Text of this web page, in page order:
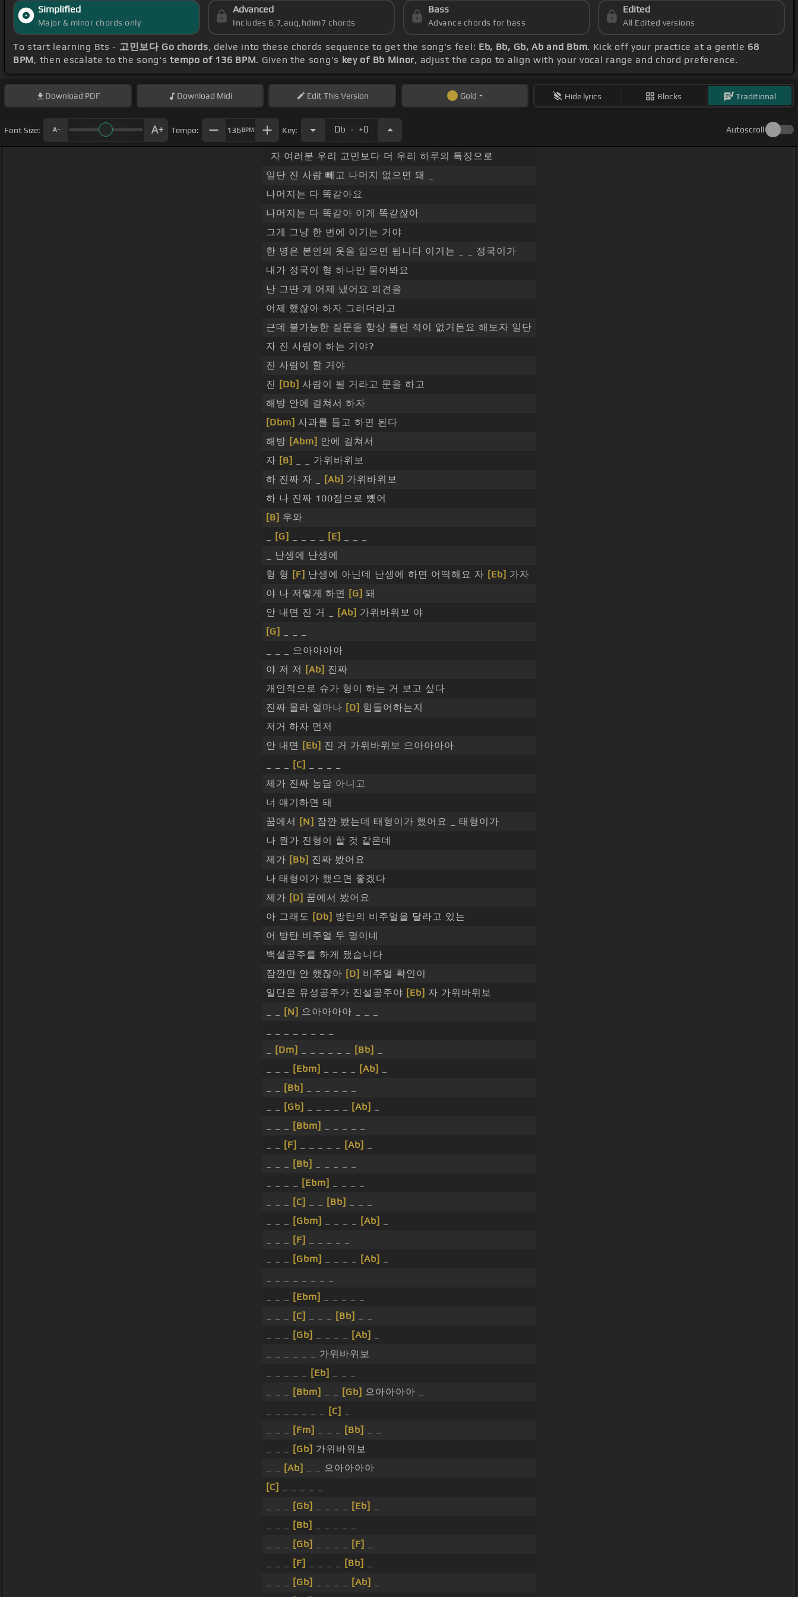
Simplified
Major & minor chords only
Advanced
Includes 6,7,aug,hdim7 chords
Bass
Advance chords for bass
Edited
All Edited versions
To start learning Bts - 고민보다 Go chords, delve into these chords sequence to get the song's feel: Eb, Bb, Gb, Ab and Bbm. Kick off your practice at a gentle 68
BPM, then escalate to the song'stempo of 136 BPM. Given the song's key of Bb Minor, adjust the capo to align with your vocal range and chord preference.
Download PDF Download Midi EditThis Version Gold Hide lyrics Blocks Traditional
Font Size: Tempo: 136 BPM Key: Db . +0 Autoscroll
자 여러분 우리 고민보다 더 우리 하루의 특징으로
일단 진 사람 빼고 나머지 없으면 돼 _
나머지는 다 똑같아요
나머지는 다 똑같아 이게 똑같잖아
그게 그냥 한 번에 이기는 거야
한 명은 본인의 옷을 입으면 됩니다 이거는 _ _ 정국이가
내가 정국이 형 하나만 물어봐요
난 그딴 게 어제 냈어요 의견을
어제 했잖아 하자 그러더라고
근데 불가능한 질문을 항상 틀린 적이 없거든요 해보자 일단
자 진 사람이 하는 거야?
진 사람이 할 거야
진 [Db] 사람이 될 거라고 문을 하고
해방 안에 걸쳐서 하자
[Dbm] 사과를 들고 하면 된다
해방 [Abm] 안에 걸쳐서
자 [B]
_ _ 가위바위보
하 진짜 자 _
[Ab] 가위바위보
하 나 진짜 100점으로 뺐어
[B] 우와
[G] [E]
_ 난생에 난생에
형 형 [F] 난생에 아닌데 난생에 하면 어떡해요 자 [Eb] 가자
야 나 저렇게 하면 [G] 돼
안 내면 진 거 _
[Ab] 가위바위보 야
[G]
_ _ _ 으아아아아
야 저 저
[Ab] 진짜
개인적으로 슈가 형이 하는 거 보고 싶다
진짜 몰라 얼마나 [D] 힘들어하는지
저거 하자 먼저
안 내면 [Eb] 진 거 가위바위보 으아아아아
[C]
제가 진짜 농담 아니고
너 얘기하면 돼
꿈에서
[N] 잠깐 봤는데 태형이가 했어요 _ 태형이가
나 뭔가 진형이 할 것 같은데
제가 [Bb] 진짜 봤어요
나 태형이가 했으면 좋겠다
제가 [D] 꿈에서 봤어요
아 그래도 [Db] 방탄의 비주얼을 달라고 있는
어 방탄 비주얼 두 명이네
백설공주를 하게 됐습니다
잠깐만 안 했잖아 [D] 비주얼 확인이
일단은 유성공주가 진설공주야 [Eb] 자 가위바위보
[N] 으아아아아 _ _ _
[Dm] [Bb]
[Ebm] [Ab]
[Bb]
[Gb] [Ab]
[Bbm]
[F] [Ab]
[Bb]
[Ebm]
[C] [Bb]
[Gbm] [Ab]
[F]
[Gbm] [Ab]
[Ebm]
[C] [Bb]
[Gb] [Ab]
_ _ _ _ _ _ 가위바위보
[Eb]
[Bbm] [Gb] 으아아아아 _
[C]
[Fm] [Bb]
[Gb] 가위바위보
[Ab]
_ _ 으아아아아
[C]
[Gb] [Eb]
[Bb]
[Gb] [F]
[F] [Bb]
[Gb] [Ab]